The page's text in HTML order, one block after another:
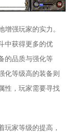
强玩家的实力。
中获得更多的优
的品质与强化等
化等级高的装备则
性，玩家需要寻找
玩家等级的提高，